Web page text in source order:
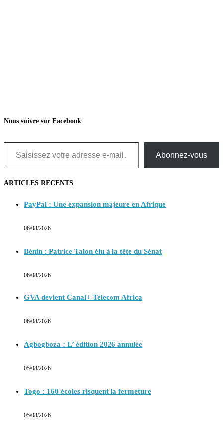
Nous suivre sur Facebook
Saisissez votre adresse e-mail…
Abonnez-vous
ARTICLES RECENTS
PayPal : Une expansion majeure en Afrique
06/08/2026
Bénin : Patrice Talon élu à la tête du Sénat
06/08/2026
GVA devient Canal+ Telecom Africa
06/08/2026
Agbogboza : L’ édition 2026 annulée
05/08/2026
Togo : 160 écoles risquent la fermeture
05/08/2026